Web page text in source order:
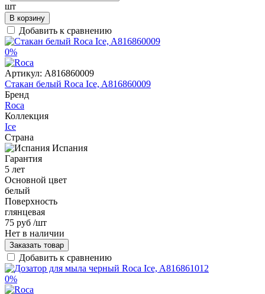
шт
В корзину
Добавить к сравнению
0%
Артикул: A816860009
Стакан белый Roca Ice, A816860009
Бренд
Roca
Коллекция
Ice
Страна
Испания
Гарантия
5 лет
Основной цвет
белый
Поверхность
глянцевая
75 руб /шт
Нет в наличии
Заказать товар
Добавить к сравнению
0%